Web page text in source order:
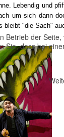
Lebendig und
um sich dann
bleibt "die Sach"
der
dass bei